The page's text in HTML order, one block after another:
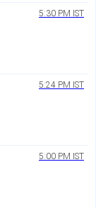
5:30 PM IST
5:24 PM IST
5:00 PM IST